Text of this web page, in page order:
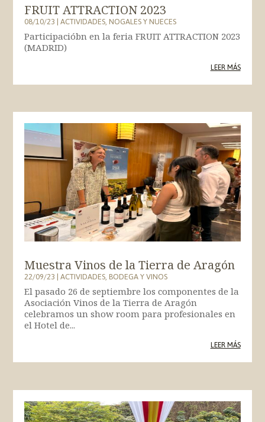
FRUIT ATTRACTION 2023
08/10/23|ACTIVIDADES,NOGALES Y NUECES
Participacióbn en la feria FRUIT ATTRACTION 2023
(MADRID)
LEER MÁS
Muestra Vinos de la Tierra de Aragón
22/09/23|ACTIVIDADES,BODEGA Y VINOS
El pasado 26 de septiembre los componentes de la
Asociación Vinos de la Tierra de Aragón
celebramos un show room para profesionales en
el Hotel de...
LEER MÁS